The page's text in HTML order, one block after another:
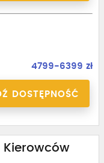
4799-6399 zł
DOSTĘPNOŚĆ
Kierowców